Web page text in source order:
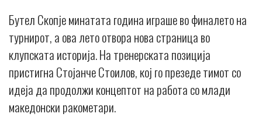
Бутел Скопје минатата година играше во финалето на
турнирот, а ова лето отвора нова страница во
клупската историја. На тренерската позиција
пристигна Стојанче Стоилов, кој го презеде тимот со
идеја да продолжи концептот на работа со млади
македонски ракометари.